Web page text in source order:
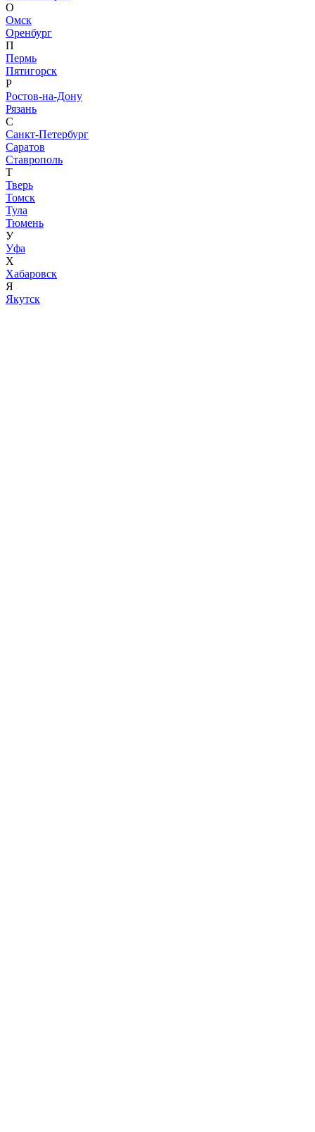
О
Омск
Оренбург
П
Пермь
Пятигорск
Р
Ростов-на-Дону
Рязань
С
Санкт-Петербург
Саратов
Ставрополь
Т
Тверь
Томск
Тула
Тюмень
У
Уфа
Х
Хабаровск
Я
Якутск